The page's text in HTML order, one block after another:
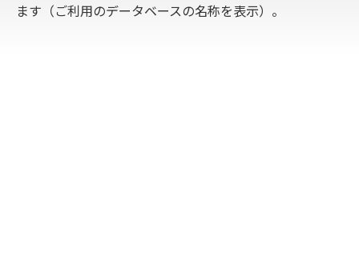
ます（ご利用のデータベースの名称を表示）。